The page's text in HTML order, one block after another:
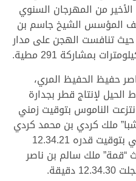
من المهرجان السنوي
المؤسس الشيخ جاسم بن
حيث تنافست الهجن على مدار
حفيظ الحفيظ المري،
لإنتاج قطر بجدارة
الناموس بتوقيت زمني
لتأتي “شبا” ملك كردي بن محمد كردي
تويم المنخس، على المركز الثاني بتوقيت قدره 12.34.21
“قمة” ملك سالم بن ناصر